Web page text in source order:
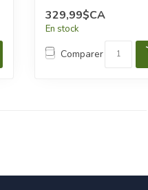
329,99$CA
En stock
Comparer